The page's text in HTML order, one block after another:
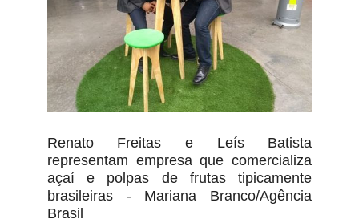
Renato Freitas e Leís Batista
representam empresa que comercializa
açaí e polpas de frutas tipicamente
brasileiras - Mariana Branco/Agência
Brasil